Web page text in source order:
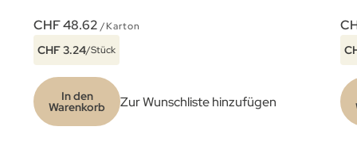
CHF 48.62 /Karton
CHF 3.24/Stück
In den
Warenkorb Zur Wunschliste hinzufügen